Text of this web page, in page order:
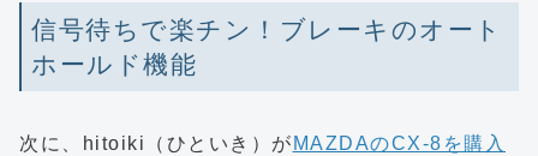
信号待ちで楽チン！ブレーキのオート
ホールド機能
次に、hitoiki（ひといき）が MAZDAのCX-8を購入